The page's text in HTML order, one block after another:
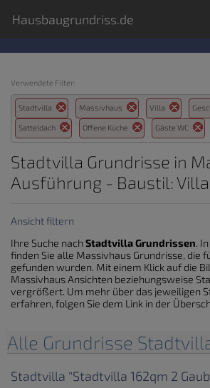
Hausbaugrundriss.de
Verwendete Filter:
Stadtvilla Massivhaus Villa
Satteldach Offene Küche Gäste WC
Stadtvilla Grundrisse in
Ausführung - Baustil: Villa
Ansicht filtern
Ihre Suche nach Stadtvilla Grundrissen.
finden Sie alle Massivhaus Grundrisse, die
gefunden wurden. Mit einem Klick auf die
Massivhaus Ansichten beziehungsweise
vergrößert. Um mehr über das jeweiligen
erfahren, folgen Sie dem Link in der
Alle Grundrisse
Stadtvilla "Stadtvilla 162qm 2